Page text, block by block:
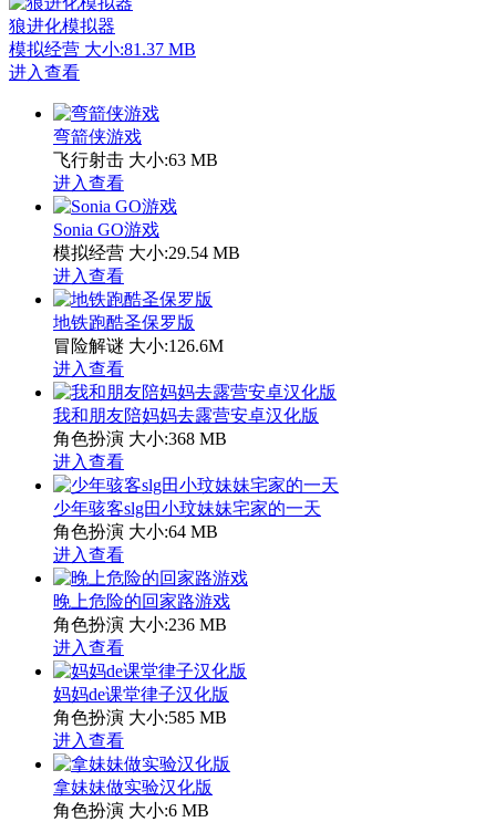
狼进化模拟器
模拟经营 大小:81.37 MB
进入查看
弯箭侠游戏
飞行射击 大小:63 MB
进入查看
Sonia GO游戏
模拟经营 大小:29.54 MB
进入查看
地铁跑酷圣保罗版
冒险解谜 大小:126.6M
进入查看
我和朋友陪妈妈去露营安卓汉化版
角色扮演 大小:368 MB
进入查看
少年骇客slg田小玟妹妹宅家的一天
角色扮演 大小:64 MB
进入查看
晚上危险的回家路游戏
角色扮演 大小:236 MB
进入查看
妈妈de课堂律子汉化版
角色扮演 大小:585 MB
进入查看
拿妹妹做实验汉化版
角色扮演 大小:6 MB